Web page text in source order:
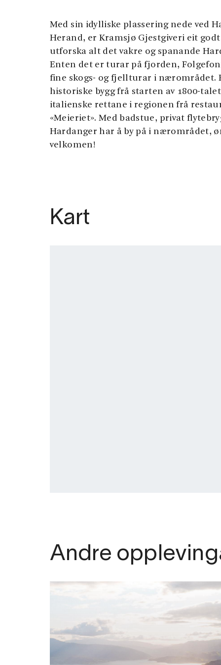
Med sin idylliske plassering nede ved
Herand, er Kramsjø Gjestgiveri eit
utforska alt det vakre og spanande
Enten det er turar på fjorden,
fine skogs- og fjellturar i nærområdet.
historiske bygg frå starten av 1800-
italienske rettane i regionen frå
«Meieriet». Med badstue, privat
Hardanger har å by på i nærområdet,
velkomen!
Kart
Andre